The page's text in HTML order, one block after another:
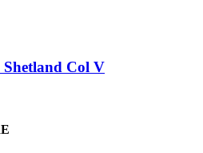
Shetland Col V